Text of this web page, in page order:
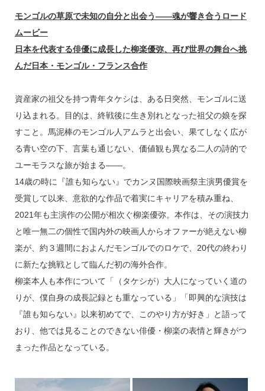
モンゴルの草原で未知の自分と出会う――魂が響き合うロード
ムービー
日本を代表する俳優に成長した柳楽優弥、再び世界の舞台へ挑
んだ日本・モンゴル・フランス合作
資産家の祖父を持つ青年タケシは、ある日突然、モンゴルに送
り込まれる。目的は、終戦後に生き別れとなった祖父の娘を探
すこと。馬泥棒のモンゴル人アムラと出会い、果てしなく広が
る青い空の下、言葉も通じない、価値観も異なる二人の詩的で
ユーモラスな旅が始まる——。
14歳の時に『誰も知らない』でカンヌ国際映画祭主演男優賞を
受賞して以来、意欲的な作品で着実にキャリアを積み重ね、
2021年も主演作の公開が相次ぐ柳楽優弥。本作は、その演技力
と唯一無二の個性で国内外の映画人からオファーが絶えない柳
楽が、約３週間におよんだモンゴルでのロケで、20代の終わり
に新たな挑戦として臨んだ初の海外合作。
柳楽本人も本作について「（タケシが）大人になっていく道の
りが、僕自身の成長記録とも重なっている」「即興的な演技は
『誰も知らない』以来初めてで、このやり方が好き」と語って
おり、他では見ることのできない俳優・柳楽の表情と輝きがつ
まった作品となっている。